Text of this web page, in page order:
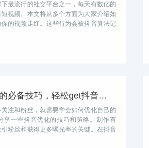
最流行的社交平台之一，每天有数亿的
视频。本文将从多个方面为大家介绍如
的视频走红。这些行为会被抖音算法记
提升抖音曝光率的必备技巧，轻松get抖音优化策略！
注和粉丝，就需要学会如何优化自己的
享一些抖音优化的技巧和策略。制作有
粉丝和获得更多曝光率的关键。在抖音